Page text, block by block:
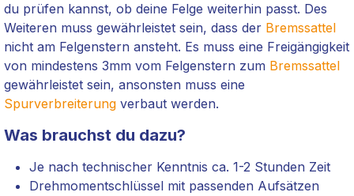
du prüfen kannst, ob deine Felge weiterhin passt. Des
Weiteren muss gewährleistet sein, dass der Bremssattel
nicht am Felgenstern ansteht. Es muss eine Freigängigkeit
von mindestens 3mm vom Felgenstern zum Bremssattel
gewährleistet sein, ansonsten muss eine
Spurverbreiterung verbaut werden.
Was brauchst du dazu?
Je nach technischer Kenntnis ca. 1-2 Stunden Zeit
Drehmomentschlüssel mit passenden Aufsätzen